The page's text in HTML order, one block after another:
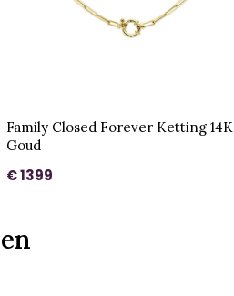
Family Closed Forever Ketting 14K
Goud
€ 1399